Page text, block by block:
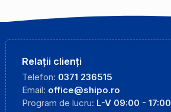
Relații clienți
Telefon: 0371 236515
Email: office@shipo.ro
Program de lucru: L-V 09:00 - 17:00